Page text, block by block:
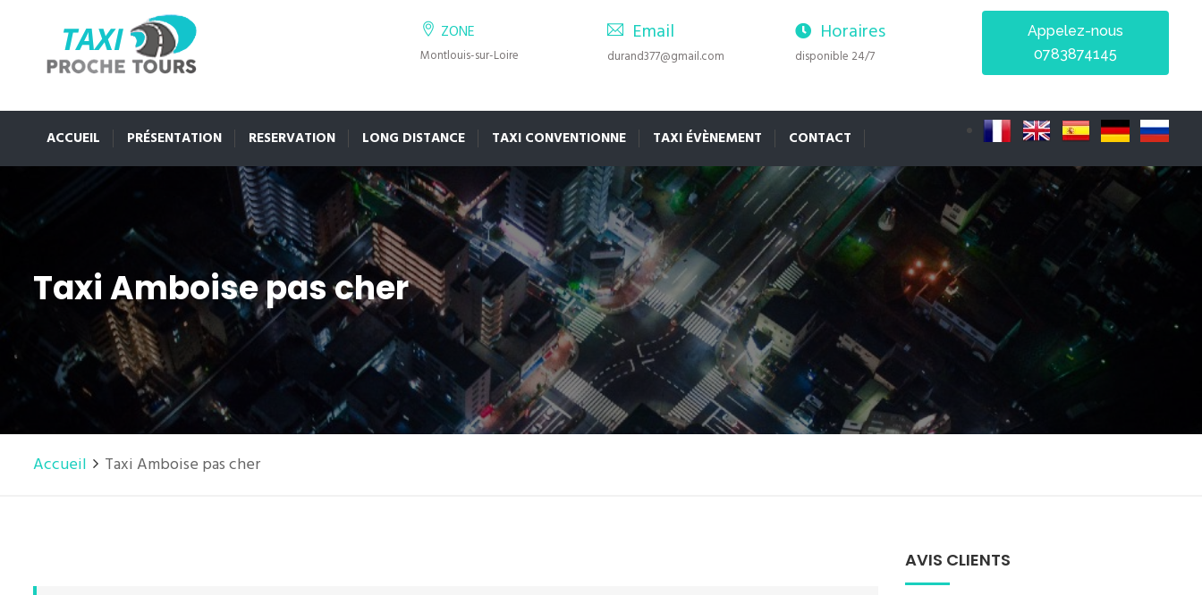
ZONE
Montlouis-sur-Loire
Email
durand377@gmail.com
Horaires
disponible 24/7
Appelez-nous
0783874145
ACCUEIL PRÉSENTATION RESERVATION LONG DISTANCE TAXI CONVENTIONNE TAXI ÉVÈNEMENT CONTACT
Taxi Amboise pas cher
Accueil Taxi Amboise pas cher
AVIS CLIENTS